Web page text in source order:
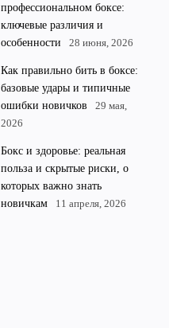
профессиональном боксе:
ключевые различия и
особенности
28 июня, 2026
Как правильно бить в боксе:
базовые удары и типичные
ошибки новичков
29 мая,
2026
Бокс и здоровье: реальная
польза и скрытые риски, о
которых важно знать
новичкам
11 апреля, 2026